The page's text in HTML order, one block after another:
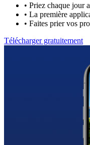
• Priez chaque jour
• La première
• Faites prier vos
Télécharger gratuitement